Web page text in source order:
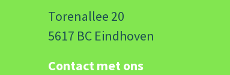
Torenallee 20
5617 BC Eindhoven
Contact met ons